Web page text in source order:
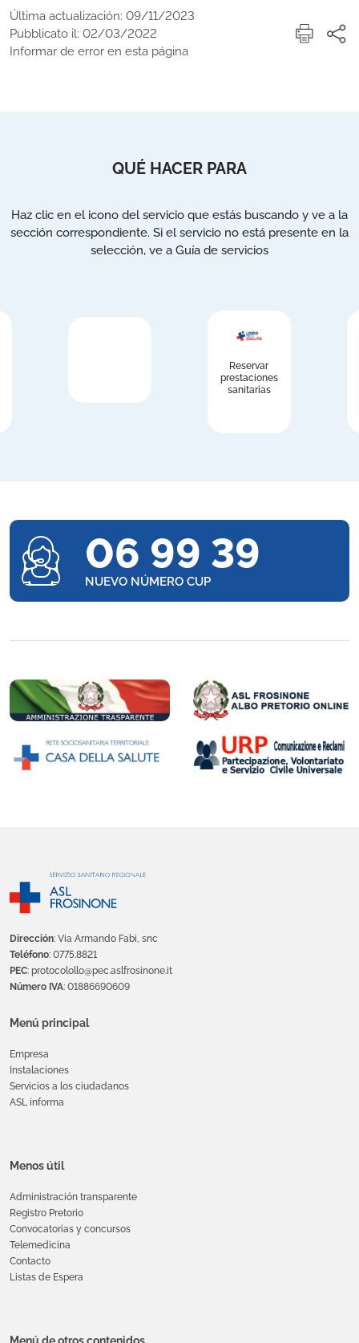
Última actualización: 09/11/2023
Pubblicato il: 02/03/2022
Informar de error en esta página
QUÉ HACER PARA
Haz clic en el icono del servicio que estás buscando y ve a la
sección correspondiente. Si el servicio no está presente en la
selección, ve a Guía de servicios
Reservar
prestaciones
sanitarias
06 99 39
NUEVO NÚMERO CUP
Dirección: Via Armando Fabi, snc
Teléfono: 0775.8821
PEC: protocolollo@pec.aslfrosinone.it
Número IVA: 01886690609
Menú principal
Empresa
Instalaciones
Servicios a los ciudadanos
ASL informa
Menos útil
Administración transparente
Registro Pretorio
Convocatorias y concursos
Telemedicina
Contacto
Listas de Espera